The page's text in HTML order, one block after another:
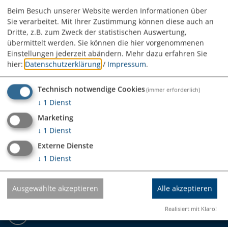
Kontakt
personalamt@vg-monheim.de
Mitarbeiter
Gayr Anna-Lena
Roßkopf Julian
Späth Bernadette
VERWALTUNGSGEMEINSCHAFT MONHEIM
Marktplatz 23 | 86653 Monheim
Fax: 09091/9091-44
09091/9091-0
Beim Besuch unserer Website werden Informationen über
Sie verarbeitet. Mit Ihrer Zustimmung können diese auch an
Dritte, z.B. zum Zweck der statistischen Auswertung,
übermittelt werden. Sie können die hier vorgenommenen
Einstellungen jederzeit abändern. Mehr dazu erfahren Sie
hier: Datenschutzerklärung / Impressum.
Technisch notwendige Cookies(immer erforderlich)
↓ 1 Dienst
Marketing
↓ 1 Dienst
Externe Dienste
↓ 1 Dienst
Ausgewählte akzeptieren Alle akzeptieren
Realisiert mit Klaro!